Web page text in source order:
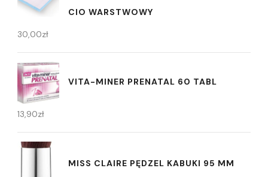
CIO WARSTWOWY
30,00zł
VITA-MINER PRENATAL 60 TABL
13,90zł
MISS CLAIRE PĘDZEL KABUKI 95 MM